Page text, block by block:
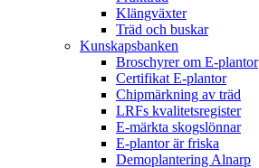
Klängväxter
Träd och buskar
Kunskapsbanken
Broschyrer om E-plantor
Certifikat E-plantor
Chipmärkning av träd
LRFs kvalitetsregister
E-märkta skogslönnar
E-plantor är friska
Demoplantering Alnarp